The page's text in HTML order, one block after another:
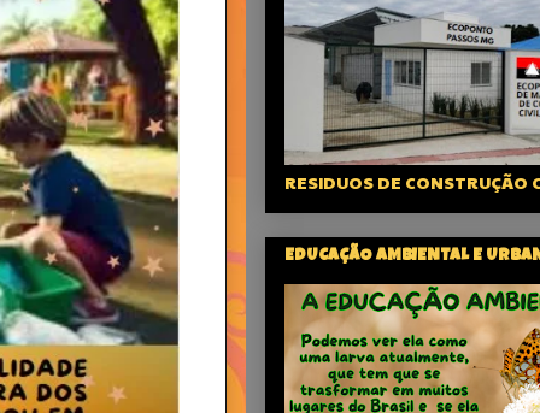
RESIDUOS DE CONSTRUÇÃO
EDUCAÇÃO AMBIENTAL E